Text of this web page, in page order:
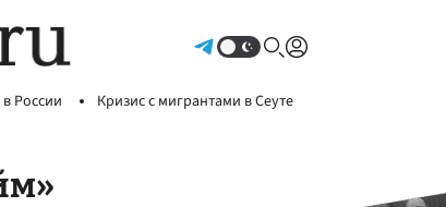
России Кризис с мигрантами в Сеуте